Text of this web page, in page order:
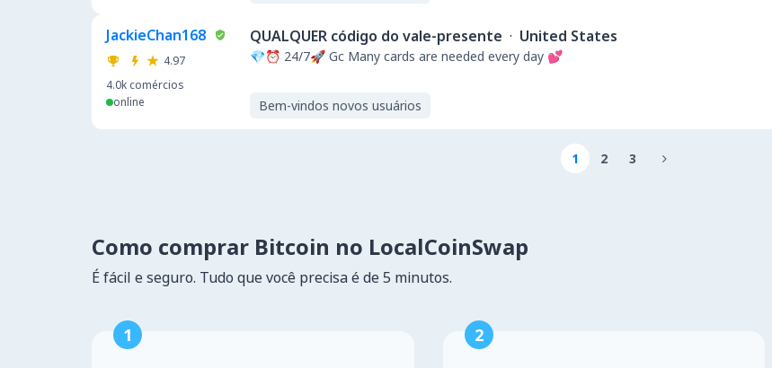
JackieChan168
4.97
4.0k comércios
online
QUALQUER código do vale-presente · United States
💎⏰ 24/7🚀 Gc Many cards are needed every day 💕
Bem-vindos novos usuários
1 2 3 
Como comprar Bitcoin no LocalCoinSwap
É fácil e seguro. Tudo que você precisa é de 5 minutos.
1 2